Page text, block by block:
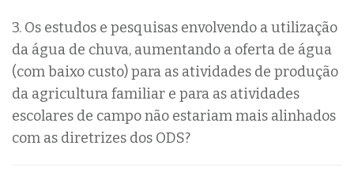
3. Os estudos e pesquisas envolvendo a utilização
da água de chuva, aumentando a oferta de água
(com baixo custo) para as atividades de produção
da agricultura familiar e para as atividades
escolares de campo não estariam mais alinhados
com as diretrizes dos ODS?